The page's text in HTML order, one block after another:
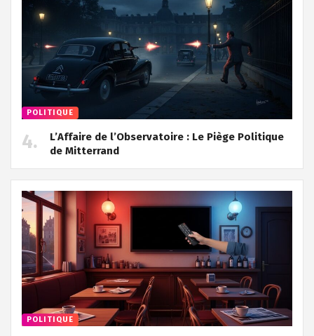
POLITIQUE
L’Affaire de l’Observatoire : Le Piège Politique
de Mitterrand
POLITIQUE